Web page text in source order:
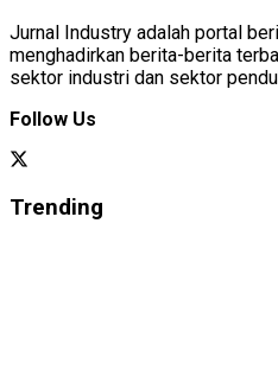
Jurnal Industry adalah portal
menghadirkan berita-berita
sektor industri dan sektor
Follow Us
Trending